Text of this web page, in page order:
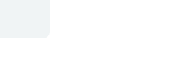
לא רק בגלל הבעת הבוז האדישה שלו